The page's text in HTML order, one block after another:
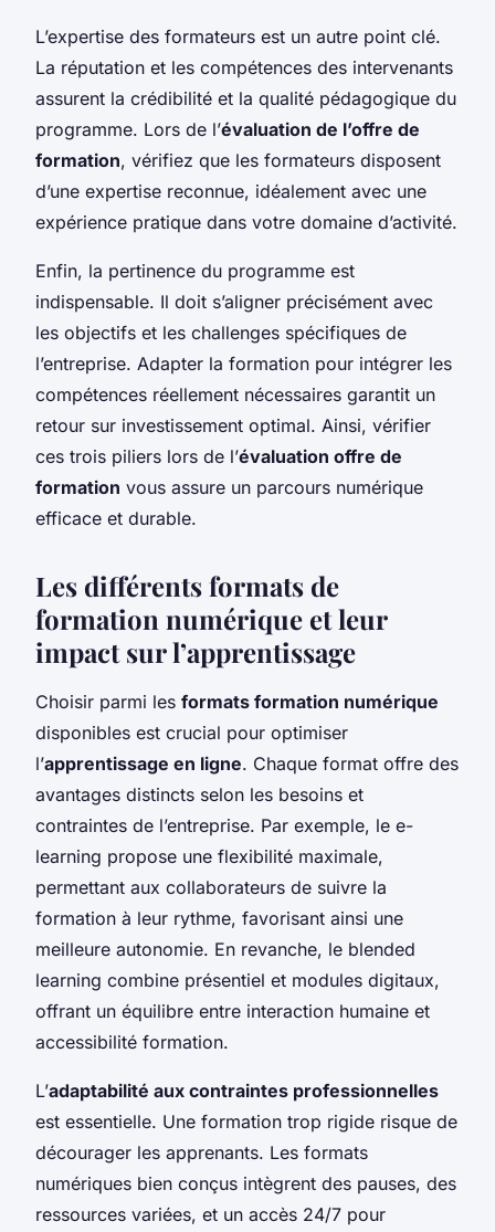
L’expertise des formateurs est un autre point clé.
La réputation et les compétences des intervenants
assurent la crédibilité et la qualité pédagogique du
programme. Lors de l’évaluation de l’offre de
formation, vérifiez que les formateurs disposent
d’une expertise reconnue, idéalement avec une
expérience pratique dans votre domaine d’activité.
Enfin, la pertinence du programme est
indispensable. Il doit s’aligner précisément avec
les objectifs et les challenges spécifiques de
l’entreprise. Adapter la formation pour intégrer les
compétences réellement nécessaires garantit un
retour sur investissement optimal. Ainsi, vérifier
ces trois piliers lors de l’évaluation offre de
formation vous assure un parcours numérique
efficace et durable.
Les différents formats de
formation numérique et leur
impact sur l’apprentissage
Choisir parmi les formats formation numérique
disponibles est crucial pour optimiser
l’apprentissage en ligne. Chaque format offre des
avantages distincts selon les besoins et
contraintes de l’entreprise. Par exemple, le e-
learning propose une flexibilité maximale,
permettant aux collaborateurs de suivre la
formation à leur rythme, favorisant ainsi une
meilleure autonomie. En revanche, le blended
learning combine présentiel et modules digitaux,
offrant un équilibre entre interaction humaine et
accessibilité formation.
L’adaptabilité aux contraintes professionnelles
est essentielle. Une formation trop rigide risque de
décourager les apprenants. Les formats
numériques bien conçus intègrent des pauses, des
ressources variées, et un accès 24/7 pour